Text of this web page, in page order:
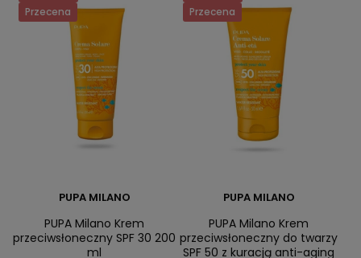
Przecena
PUPA MILANO
PUPA Milano Krem
przeciwsłoneczny SPF 30 200
ml
Przecena
PUPA MILANO
PUPA Milano Krem
przeciwsłoneczny do twarzy
SPF 50 z kuracją anti-aging